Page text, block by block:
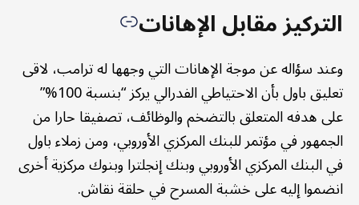
التركيز مقابل الإهانات
وعند سؤاله عن موجة الإهانات التي وجهها له ترامب، لاقى
تعليق باول بأن الاحتياطي الفدرالي يركز “بنسبة 100%”
على هدفه المتعلق بالتضخم والوظائف، تصفيقا حارا من
الجمهور في مؤتمر للبنك المركزي الأوروبي، ومن زملاء باول
في البنك المركزي الأوروبي وبنك إنجلترا وبنوك مركزية أخرى
انضموا إليه على خشبة المسرح في حلقة نقاش.